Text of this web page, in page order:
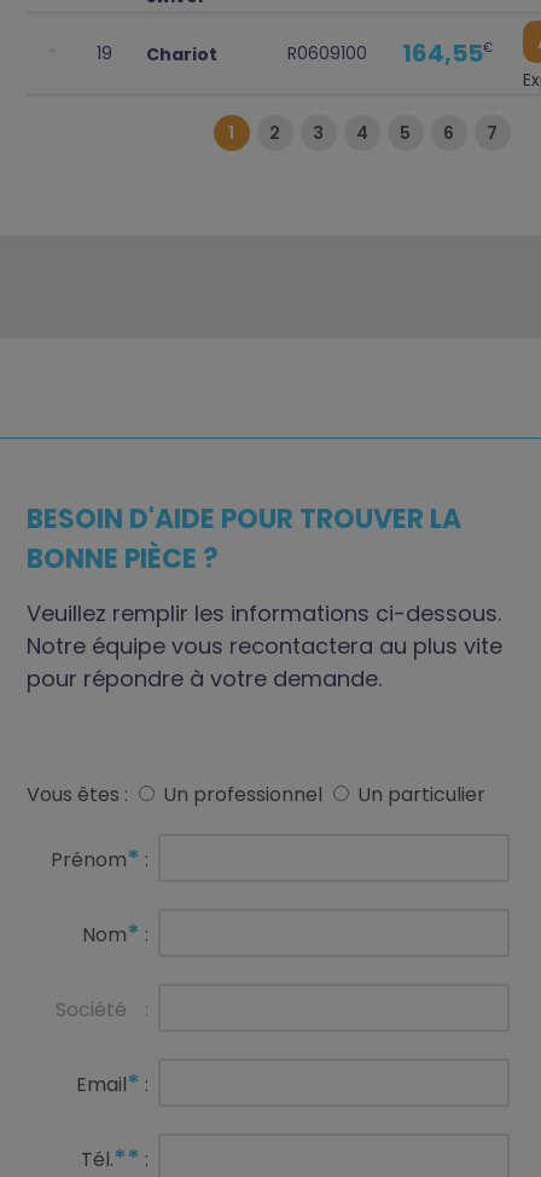
19 Chariot R0609100 164,55€
1 2 3 4 5 6 7
BESOIN D'AIDE POUR TROUVER LA
BONNE PIÈCE ?
Veuillez remplir les informations ci-dessous.
Notre équipe vous recontactera au plus vite
pour répondre à votre demande.
Vous êtes : Un professionnel Un particulier
Prénom* :
Nom* :
Société :
Email* :
Tél.** :